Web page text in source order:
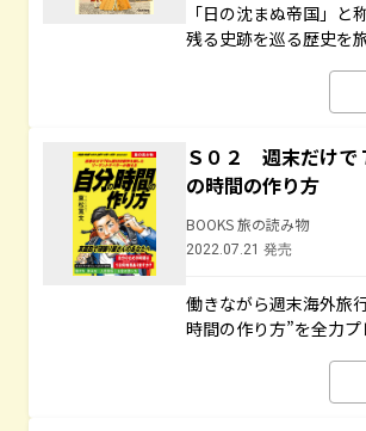
「日の沈まぬ帝国」
残る史跡を巡る歴史を
Ｓ０２ 週末だけで
の時間の作り方
BOOKS 旅の読み物
2022.07.21 発売
働きながら週末海外旅
時間の作り方”を全力プ